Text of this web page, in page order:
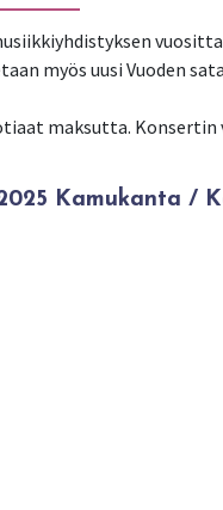
myös uusi Vuoden
maksutta.
Kamukanta /